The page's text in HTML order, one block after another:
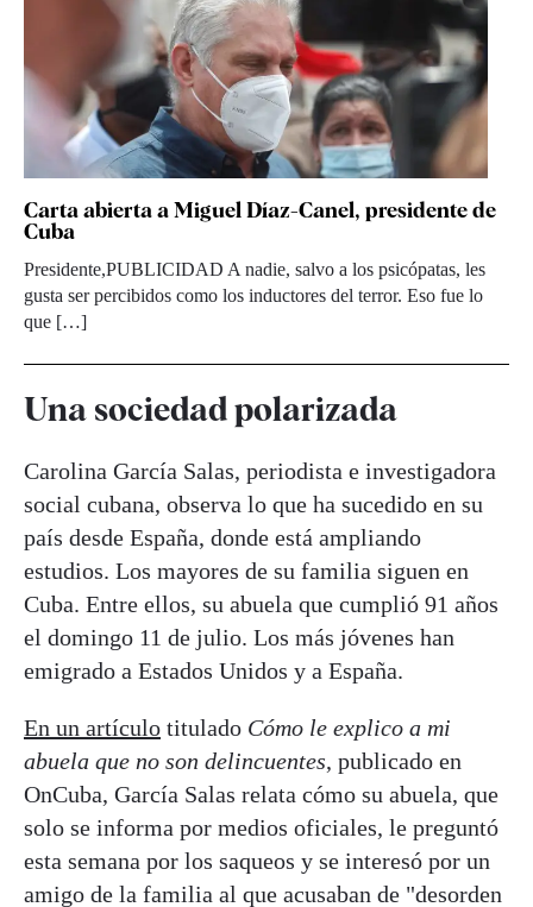
Carta abierta a Miguel Díaz-Canel, presidente de
Cuba
Presidente,PUBLICIDAD A nadie, salvo a los psicópatas, les
gusta ser percibidos como los inductores del terror. Eso fue lo
que […]
Una sociedad polarizada
Carolina García Salas, periodista e investigadora
social cubana, observa lo que ha sucedido en su
país desde España, donde está ampliando
estudios. Los mayores de su familia siguen en
Cuba. Entre ellos, su abuela que cumplió 91 años
el domingo 11 de julio. Los más jóvenes han
emigrado a Estados Unidos y a España.
En un artículo titulado Cómo le explico a mi
abuela que no son delincuentes, publicado en
OnCuba, García Salas relata cómo su abuela, que
solo se informa por medios oficiales, le preguntó
esta semana por los saqueos y se interesó por un
amigo de la familia al que acusaban de "desorden